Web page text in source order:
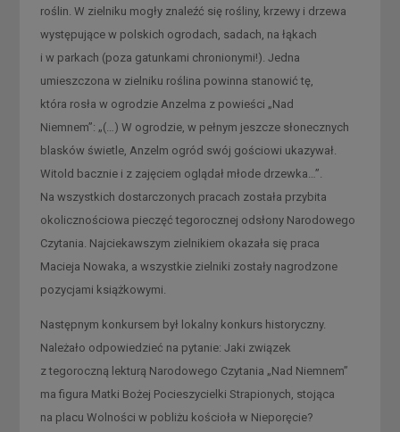
roślin. W zielniku mogły znaleźć się rośliny, krzewy i drzewa
występujące w polskich ogrodach, sadach, na łąkach
i w parkach (poza gatunkami chronionymi!). Jedna
umieszczona w zielniku roślina powinna stanowić tę,
która rosła w ogrodzie Anzelma z powieści „Nad
Niemnem”: „(…) W ogrodzie, w pełnym jeszcze słonecznych
blasków świetle, Anzelm ogród swój gościowi ukazywał.
Witold bacznie i z zajęciem oglądał młode drzewka…”.
Na wszystkich dostarczonych pracach została przybita
okolicznościowa pieczęć tegorocznej odsłony Narodowego
Czytania. Najciekawszym zielnikiem okazała się praca
Macieja Nowaka, a wszystkie zielniki zostały nagrodzone
pozycjami książkowymi.
Następnym konkursem był lokalny konkurs historyczny.
Należało odpowiedzieć na pytanie: Jaki związek
z tegoroczną lekturą Narodowego Czytania „Nad Niemnem”
ma figura Matki Bożej Pocieszycielki Strapionych, stojąca
na placu Wolności w pobliżu kościoła w Nieporęcie?